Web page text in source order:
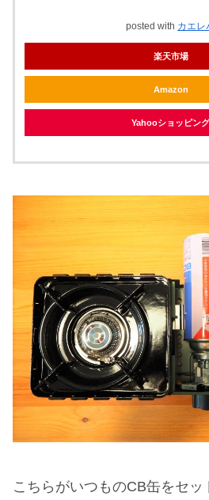
posted with カエレ
楽天市場
Amazon
Yahooショッピング
こちらがいつものCB缶をセ